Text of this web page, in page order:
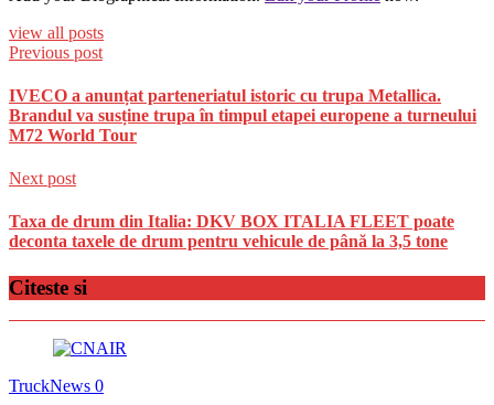
view all posts
Previous post
IVECO a anunțat parteneriatul istoric cu trupa Metallica.
Brandul va susține trupa în timpul etapei europene a turneului
M72 World Tour
Next post
Taxa de drum din Italia: DKV BOX ITALIA FLEET poate
deconta taxele de drum pentru vehicule de până la 3,5 tone
Citeste si
TruckNews 0